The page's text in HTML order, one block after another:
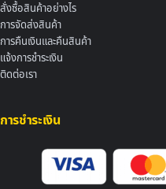
สั่งซื้อสินค้าอย่างไร
การจัดส่งสินค้า
การคืนเงินและคืนสินค้า
แจ้งการชำระเงิน
ติดต่อเรา
การชำระเงิน